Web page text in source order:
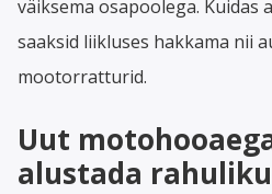
väiksema osapoolega. Kuidas
saaksid liikluses hakkama nii
mootorratturid.
Uut
alustada